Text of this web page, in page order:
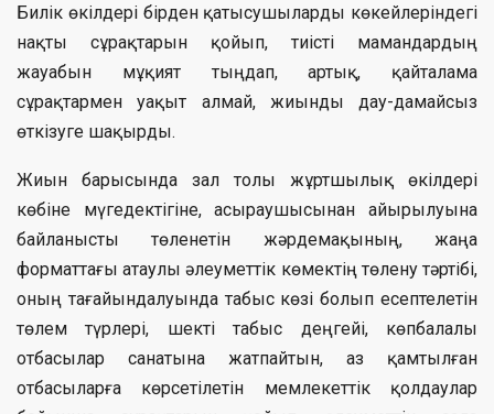
Билік өкілдері бірден қатысушыларды көкейлеріндегі
нақты сұрақтарын қойып, тиісті мамандардың
жауабын мұқият тыңдап, артық, қайталама
сұрақтармен уақыт алмай, жиынды дау-дамайсыз
өткізуге шақырды.
Жиын барысында зал толы жұртшылық өкілдері
көбіне мүгедектігіне, асыраушысынан айырылуына
байланысты төленетін жәрдемақының, жаңа
форматтағы атаулы әлеуметтік көмектің төлену тәртібі,
оның тағайындалуында табыс көзі болып есептелетін
төлем түрлері, шекті табыс деңгейі, көпбалалы
отбасылар санатына жатпайтын, аз қамтылған
отбасыларға көрсетілетін мемлекеттік қолдаулар